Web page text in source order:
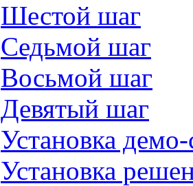
Шестой шаг
Седьмой шаг
Восьмой шаг
Девятый шаг
Установка
Установка